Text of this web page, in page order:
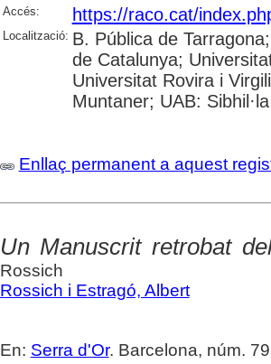
Accés: https://raco.cat/
Localització: B. Pública de
de Catalunya;
Universitat Rovira i
Muntaner; UAB: Sibhil·la
Enllaç permanent a aquest
Un Manuscrit retrobat
Rossich
Rossich i Estragó, Albert
En: Serra d'Or. Barcelona, núm.